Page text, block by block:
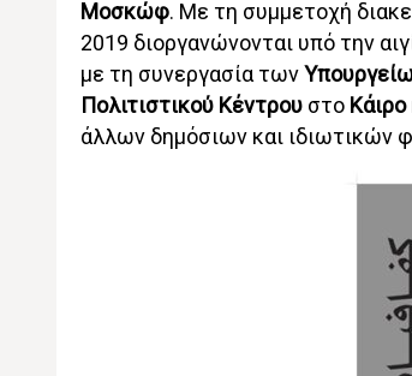
Μοσκώφ. Με τη συμμετοχή
2019 διοργανώνονται υπό την
με τη συνεργασία των
Πολιτιστικού Κέντρουστο Κάιρο
άλλων δημόσιων και ιδιωτικών